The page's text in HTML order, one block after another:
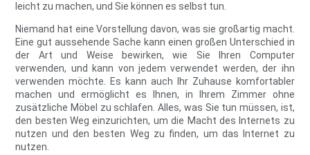
leicht zu machen, und Sie können es selbst tun.
Niemand hat eine Vorstellung davon, was sie großartig macht.
Eine gut aussehende Sache kann einen großen Unterschied in
der Art und Weise bewirken, wie Sie Ihren Computer
verwenden, und kann von jedem verwendet werden, der ihn
verwenden möchte. Es kann auch Ihr Zuhause komfortabler
machen und ermöglicht es Ihnen, in Ihrem Zimmer ohne
zusätzliche Möbel zu schlafen. Alles, was Sie tun müssen, ist,
den besten Weg einzurichten, um die Macht des Internets zu
nutzen und den besten Weg zu finden, um das Internet zu
nutzen.